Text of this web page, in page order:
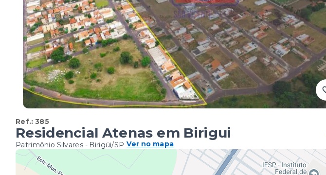
Ref.:385
Residencial Atenas em Birigui
Patrimônio Silvares - Birigüi/SP Ver no mapa